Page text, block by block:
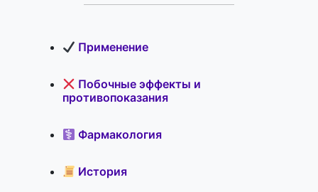
Применение
Побочные эффекты и
противопоказания
Фармакология
История